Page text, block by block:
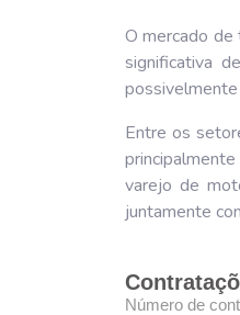
O mercado
significativa de
possivelmente
Entre os
varejo de
juntamente
Número de